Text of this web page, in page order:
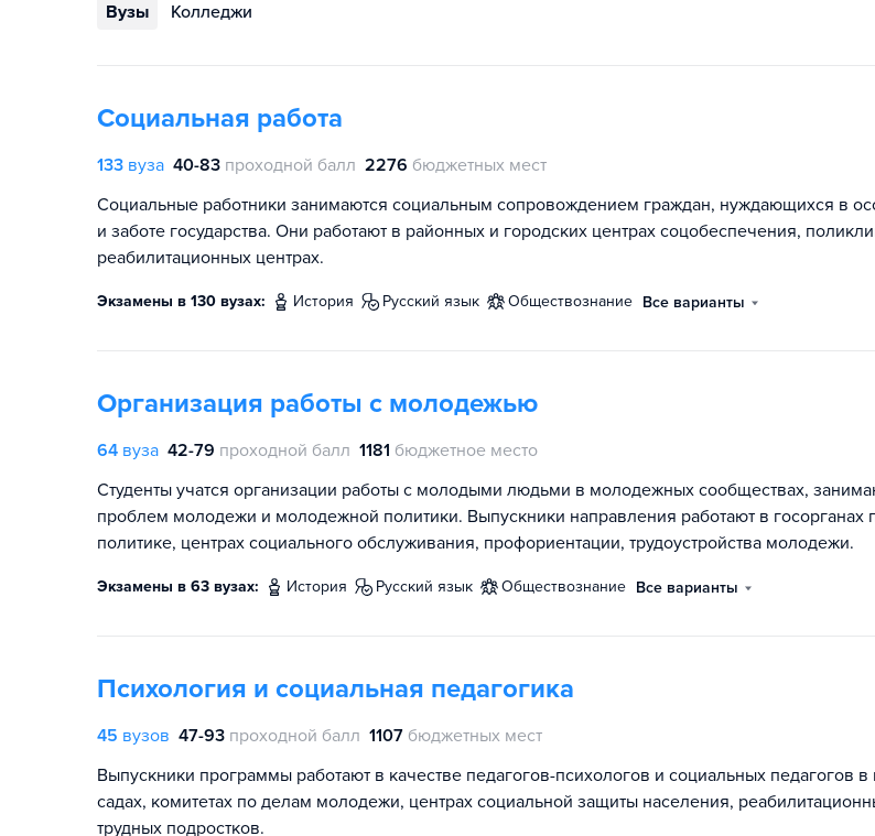
Вузы Колледжи
Социальная работа
133 вуза 40-83 проходной балл 2276 бюджетных мест
Социальные работники занимаются социальным сопровождением граждан, нуждающихся в
и заботе государства. Они работают в районных и городских центрах соцобеспечения,
реабилитационных центрах.
Экзамены в 130 вузах: история русский язык обществознание Все варианты
Организация работы с молодежью
64 вуза 42-79 проходной балл 1181 бюджетное место
Студенты учатся организации работы с молодыми людьми в молодежных сообществах,
проблем молодежи и молодежной политики. Выпускники направления работают в госорганах
политике, центрах социального обслуживания, профориентации, трудоустройства молодежи.
Экзамены в 63 вузах: история русский язык обществознание Все варианты
Психология и социальная педагогика
45 вузов 47-93 проходной балл 1107 бюджетных мест
Выпускники программы работают в качестве педагогов-психологов и социальных педагогов в
садах, комитетах по делам молодежи, центрах социальной защиты населения,
трудных подростков.